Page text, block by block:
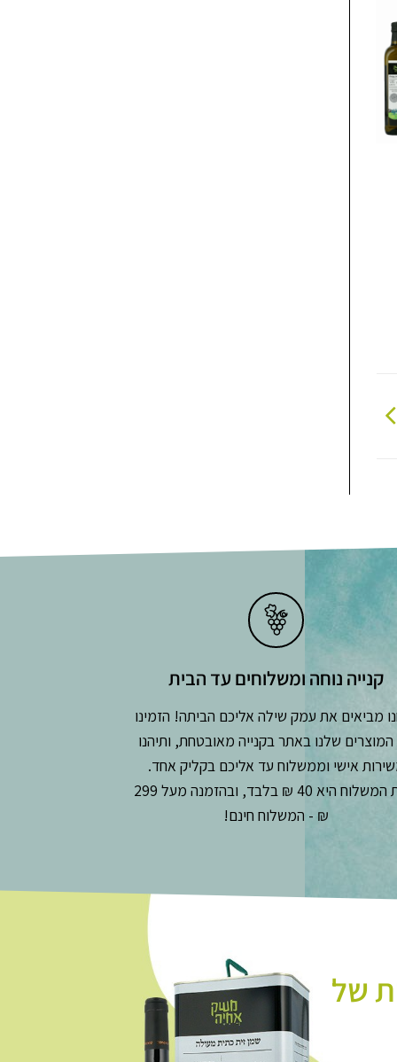
קנייה נוחה ומשלוחים עד הבית
מביאים את עמק שילה אליכם הביתה! הזמינו
שלנו באתר בקנייה מאובטחת, ותיהנו
אישי וממשלוח עד אליכם בקליק אחד.
עלות המשלוח היא 40 ₪ בלבד, ובהזמנה מעל 299
₪ - המשלוח חינם!
של